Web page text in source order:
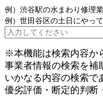
例）渋谷駅の水まわり修理
例）世田谷区の土日にやっ
※本機能は検索内容か
事業者情報の検索を補
いかなる内容の検索で
優劣評価・断定的判断